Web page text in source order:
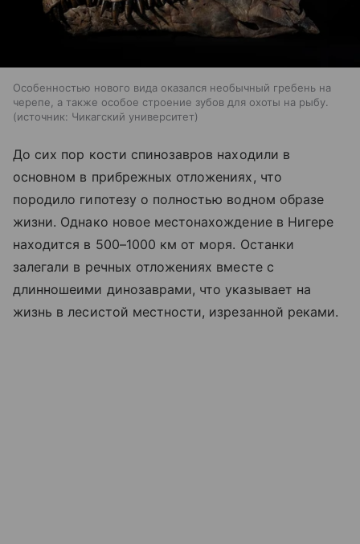
Особенностью нового вида оказался необычный гребень на
черепе, а также особое строение зубов для охоты на рыбу.
источник: Чикагский университет
До сих пор кости спинозавров находили в
основном в прибрежных отложениях, что
породило гипотезу о полностью водном образе
жизни. Однако новое местонахождение в Нигере
находится в 500–1000 км от моря. Останки
залегали в речных отложениях вместе с
длинношеими динозаврами, что указывает на
жизнь в лесистой местности, изрезанной реками.